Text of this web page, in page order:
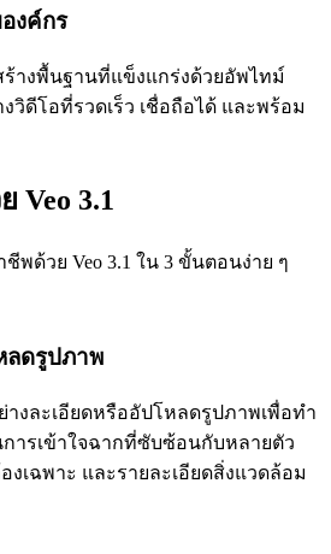
งค์กร
ร้างพื้นฐานที่แข็งแกร่งด้วยอัพไทม์
วิดีโอที่รวดเร็ว เชื่อถือได้ และพร้อม
Veo 3.1
ด้วย Veo 3.1 ใน 3 ขั้นตอนง่าย ๆ
ลดรูปภาพ
งละเอียดหรืออัปโหลดรูปภาพเพื่อทำ
การเข้าใจฉากที่ซับซ้อนกับหลายตัว
งเฉพาะ และรายละเอียดสิ่งแวดล้อม